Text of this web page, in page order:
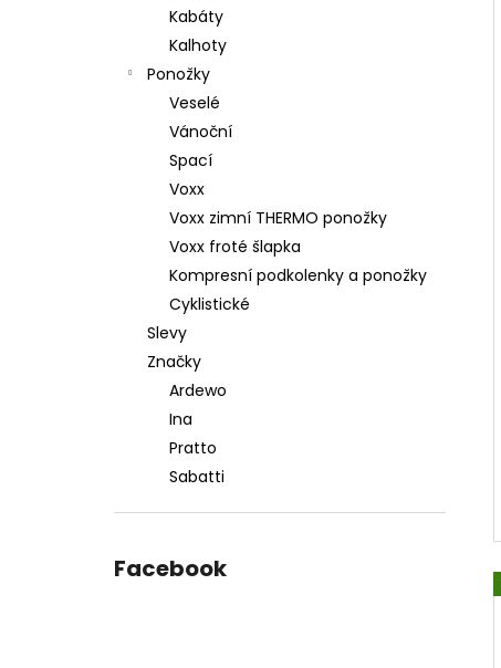
Kabáty
Kalhoty
Ponožky
Veselé
Vánoční
Spací
Voxx
Voxx zimní THERMO ponožky
Voxx froté šlapka
Kompresní podkolenky a ponožky
Cyklistické
Slevy
Značky
Ardewo
Ina
Pratto
Sabatti
Facebook